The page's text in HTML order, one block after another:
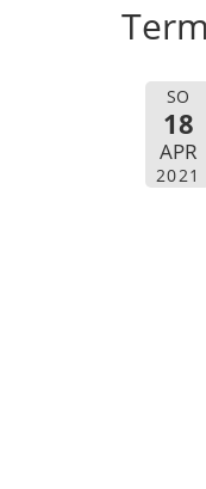
SO
18
APR
2021